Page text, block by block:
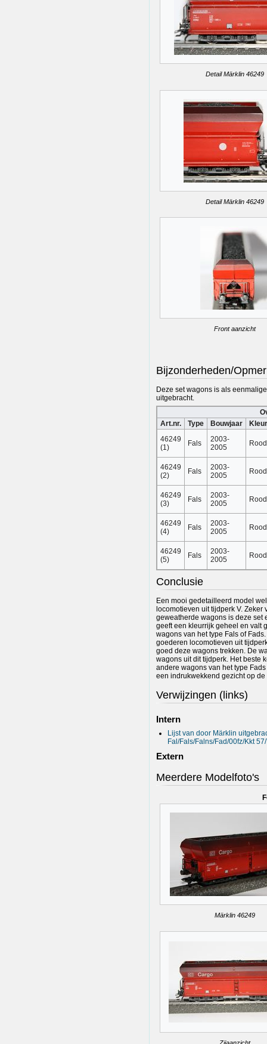
Detail Märklin 46249
Detail Märklin 46249
Front aanzicht
Bijzonderheden/
Deze set wagons is als
uitgebracht.
Art.nr.
Type Bouwjaar
Kleur
46249
(1)
Fals
2003-
2005
Rood
46249
(2)
Fals
2003-
2005
Rood
46249
(3)
Fals
2003-
2005
Rood
46249
(4)
Fals
2003-
2005
Rood
46249
(5)
Fals
2003-
2005
Rood
Conclusie
Een mooi gedetailleerd model
locomotieven uit tijdperk V.
geweatherde wagons is deze set
geeft een kleurrijk geheel en valt
wagons van het type Fals of
goederen locomotieven uit
goed deze wagons trekken. De
wagons uit dit tijdperk. Het beste
andere wagons van het type
een indrukwekkend gezicht op de
Verwijzingen (links)
Intern
Lijst van door Märklin
Fal/Fals/Falns/Fad/00fz/Kkt
Extern
Meerdere Modelfoto's
Märklin 46249
Zijaanzicht